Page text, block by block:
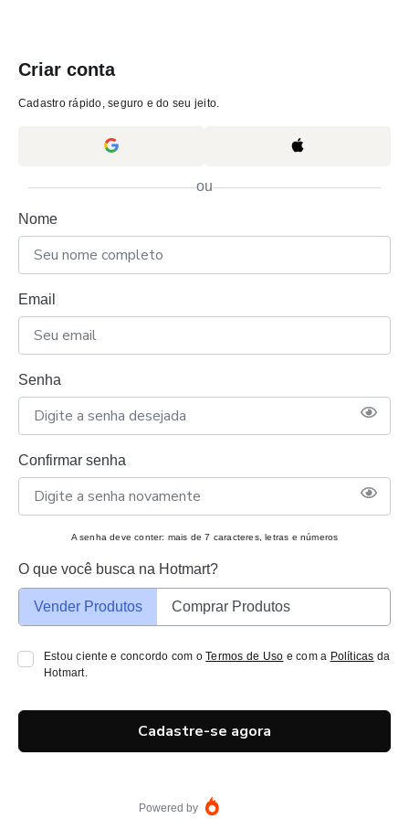
Criar conta
Cadastro rápido, seguro e do seu jeito.
ou
Nome
Email
Senha
Confirmar senha
A senha deve conter: mais de 7 caracteres, letras e números
O que você busca na Hotmart?
Vender Produtos Comprar Produtos
Estou ciente e concordo com oTermos de Uso e com a Políticas da
Hotmart.
Cadastre-se agora
Powered by